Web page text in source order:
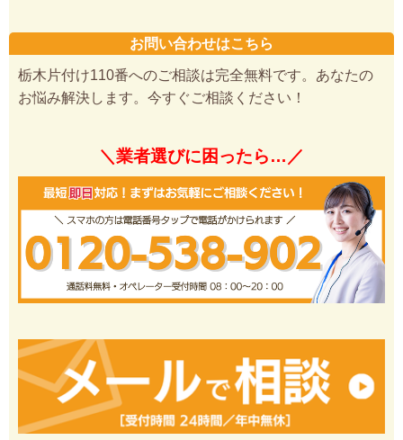
お問い合わせはこちら
栃木片付け110番へのご相談は完全無料です。あなたの
お悩み解決します。今すぐご相談ください！
＼業者選びに困ったら…／